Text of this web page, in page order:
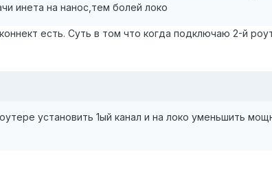
инета на нанос,тем болей локо
есть. Суть в том что когда подключаю 2-й
установить 1ый канал и на локо уменьшить